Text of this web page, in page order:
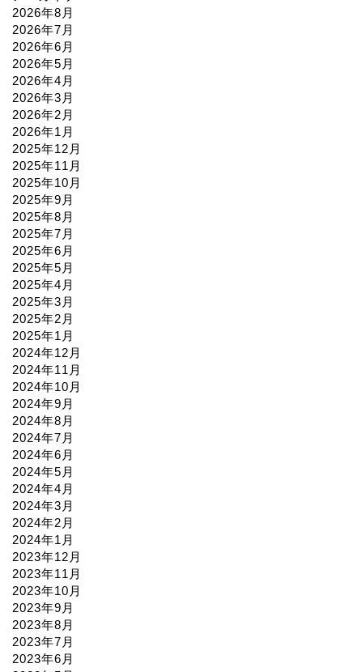
2025年7月
2025年6月
2025年5月
2025年4月
2025年3月
2025年2月
2025年1月
2024年12月
2024年11月
2024年10月
2024年9月
2024年8月
2024年7月
2024年6月
2024年5月
2024年4月
2024年3月
2024年2月
2024年1月
2023年12月
2023年11月
2023年10月
2023年9月
2023年8月
2023年7月
2023年6月
2023年5月
2023年4月
2023年3月
2023年2月
2023年1月
Categories
アート イベント
映画
美術
音楽